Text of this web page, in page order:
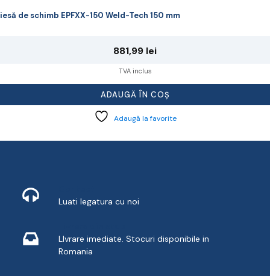
de schimb EPFXX-150 Weld-Tech 150 mm
881,99 lei
TVA inclus
ADAUGĂ ÎN COȘ
Adaugă la favorite
Luati legatura cu noi
LIvrare imediate. Stocuri disponibile in
Romania